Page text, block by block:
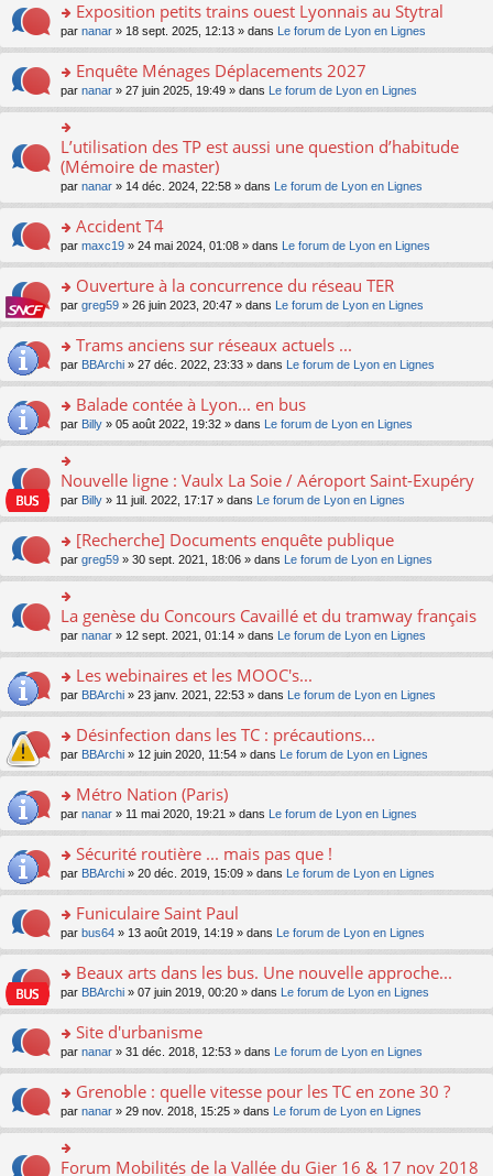
ult
er
le
m
e
s
g
e
n
o
lu
le
pl
u
s
e
nt
o
n
ult
er
le
m
s
a
e
n
o
lu
le
pl
u
s
e
nt
Exposition petits trains ouest Lyonnais au Stytral
par nanar » 18 sept. 2025, 12:13 » dans Le forum de Lyon en Lignes
o
n
s
ult
er
le
m
e
s
a
e
n
o
lu
le
pl
u
s
c
nt
Enquête Ménages Déplacements 2027
par nanar » 27 juin 2025, 19:49 » dans Le forum de Lyon en Lignes
n
s
ult
er
le
m
e
s
a
g
e
n
lu
le
pl
u
s
c
e
nt
L’utilisation des TP est aussi une question d’habitude
(Mémoire de master)
par nanar » 14 déc. 2024, 22:58 » dans Le forum de Lyon en Lignes
o
n
ult
er
le
m
e
a
g
e
n
o
lu
pl
u
s
ré
c
e
nt
Accident T4
par maxc19 » 24 mai 2024, 01:08 » dans Le forum de Lyon en Lignes
o
n
ult
er
le
m
e
s
g
e
n
o
lu
pl
u
s
ré
e
nt
Ouverture à la concurrence du réseau TER
par greg59 » 26 juin 2023, 20:47 » dans Le forum de Lyon en Lignes
o
n
ult
er
le
m
e
s
g
e
n
o
n
le
u
s
ré
e
nt
Trams anciens sur réseaux actuels ...
par BBArchi » 27 déc. 2022, 23:33 » dans Le forum de Lyon en Lignes
o
n
s
ult
er
le
m
e
s
a
e
n
o
n
le
u
s
ré
e
nt
Balade contée à Lyon... en bus
par Billy » 05 août 2022, 19:32 » dans Le forum de Lyon en Lignes
o
n
er
le
m
e
s
a
g
e
n
o
lu
le
pl
u
s
e
nt
Nouvelle ligne : Vaulx La Soie / Aéroport Saint-Exupéry
par Billy » 11 juil. 2022, 17:17 » dans Le forum de Lyon en Lignes
o
n
s
ult
er
le
m
e
s
g
e
n
o
lu
pl
u
s
c
e
nt
[Recherche] Documents enquête publique
par greg59 » 30 sept. 2021, 18:06 » dans Le forum de Lyon en Lignes
n
er
le
m
e
s
a
g
e
n
n
lu
le
pl
u
c
e
nt
La genèse du Concours Cavaillé et du tramway français
par nanar » 12 sept. 2021, 01:14 » dans Le forum de Lyon en Lignes
o
n
ult
er
le
m
e
a
g
e
n
n
le
pl
u
ré
c
e
nt
Les webinaires et les MOOC's...
par BBArchi » 23 janv. 2021, 22:53 » dans Le forum de Lyon en Lignes
o
n
ult
er
le
m
e
a
g
e
n
n
le
pl
u
ré
c
e
nt
Désinfection dans les TC : précautions...
par BBArchi » 12 juin 2020, 11:54 » dans Le forum de Lyon en Lignes
o
n
ult
er
le
m
e
a
g
e
n
n
le
pl
u
s
ré
Métro Nation (Paris)
par nanar » 11 mai 2020, 19:21 » dans Le forum de Lyon en Lignes
o
n
ult
er
le
m
e
a
g
e
n
n
le
pl
Sécurité routière ... mais pas que !
par BBArchi » 20 déc. 2019, 15:09 » dans Le forum de Lyon en Lignes
o
n
ult
er
le
m
e
a
g
e
n
o
Funiculaire Saint Paul
par bus64 » 13 août 2019, 14:19 » dans Le forum de Lyon en Lignes
o
n
ult
er
le
m
e
s
Beaux arts dans les bus. Une nouvelle approche...
par BBArchi » 07 juin 2019, 00:20 » dans Le forum de Lyon en Lignes
o
n
ult
er
le
m
e
Site d'urbanisme
par nanar » 31 déc. 2018, 12:53 » dans Le forum de Lyon en Lignes
o
n
s
ult
Grenoble : quelle vitesse pour les TC en zone 30 ?
par nanar » 29 nov. 2018, 15:25 » dans Le forum de Lyon en Lignes
o
Forum Mobilités de la Vallée du Gier 16 & 17 nov 2018